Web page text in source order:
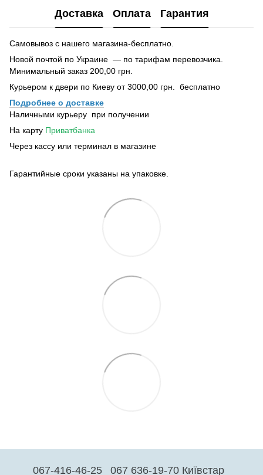
Доставка Оплата Гарантия
Самовывоз с нашего магазина-бесплатно.
Новой почтой по Украине — по тарифам перевозчика.
Минимальный заказ 200,00 грн.
Курьером к двери по Киеву от 3000,00 грн. бесплатно
Подробнее о доставке
Наличными курьеру при получении
На карту Приватбанка
Через кассу или терминал в магазине
Гарантийные сроки указаны на упаковке.
067-416-46-25 067 636-19-70 Київстар